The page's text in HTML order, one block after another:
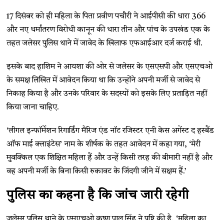
17 दिसंबर को ही महिला के पिता प्रवीण पचौरी ने आईपीसी की धारा 366
और नए धर्मांतरण विरोधी कानून की धारा तीन और पांच के उपखंड एक के
तहत जलेसर पुलिस थाने में जावेद के खिलाफ एफआईआर दर्ज कराई थी.
इसके बाद हाशिम ने आयशा की ओर से जलेसर के एसएसपी और एसएचओ
के समक्ष लिखित में आवेदन किया था कि उन्होंने अपनी मर्जी से जावेद से
निकाह किया है और उनके परिवार के सदस्यों को इसके लिए प्रताड़ित नहीं
किया जाना चाहिए.
‘लीगल इन्फॉर्मेशन रिगार्डिंग मैरिज एंड नॉट रजिस्टर एनी केस अगेंस्ट द हस्बैंड
ऑफ माई क्लाइंटेस’ नाम के शीर्षक के तहत आवेदन में कहा गया, ‘मेरी
मुवक्किल एक शिक्षित महिला हैं और उन्हें किसी तरह की बीमारी नहीं है और
वह अपनी मर्जी के बिना किसी रुकावट के जिंदगी जीने में सक्षम हैं.’
पुलिस का कहना है कि जांच जारी रहेगी